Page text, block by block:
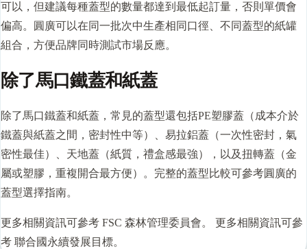
可以，但建議每種蓋型的數量都達到最低起訂量，否則單價會
偏高。圓廣可以在同一批次中生產相同口徑、不同蓋型的紙罐
組合，方便品牌同時測試市場反應。
除了馬口鐵蓋和紙蓋
除了馬口鐵蓋和紙蓋，常見的蓋型還包括PE塑膠蓋（成本介於
鐵蓋與紙蓋之間，密封性中等）、易拉鋁蓋（一次性密封，氣
密性最佳）、天地蓋（紙質，禮盒感最強），以及扭轉蓋（金
屬或塑膠，重複開合最方便）。完整的蓋型比較可參考圓廣的
蓋型選擇指南。
更多相關資訊可參考 FSC 森林管理委員會。 更多相關資訊可參
考 聯合國永續發展目標。